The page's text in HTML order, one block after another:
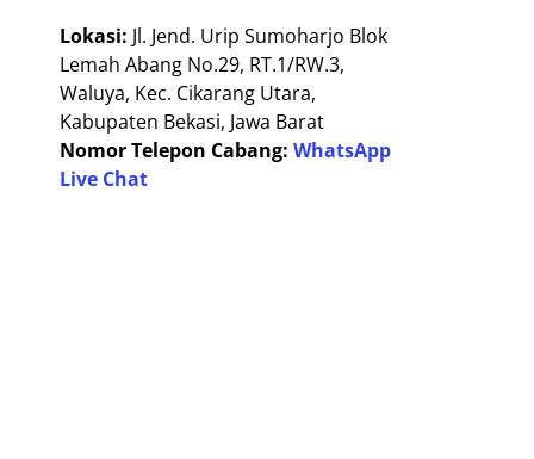
Lokasi: Jl. Jend. Urip Sumoharjo Blok
Lemah Abang No.29, RT.1/RW.3,
Waluya, Kec. Cikarang Utara,
Kabupaten Bekasi, Jawa Barat
Nomor Telepon Cabang: WhatsApp
Live Chat